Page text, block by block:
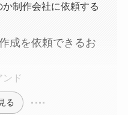
制作会社に依頼する
成を依頼できるお
ンド
る